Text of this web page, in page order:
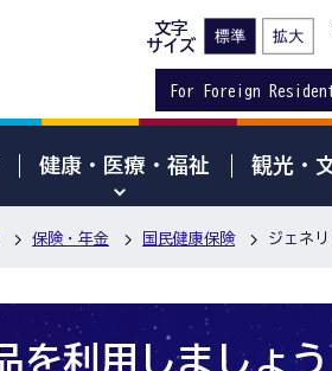
文字
サイズ
For Foreign
健康・医療・福祉 観光・
保険・年金 国民健康保険 ジェネ
を利用しましょう